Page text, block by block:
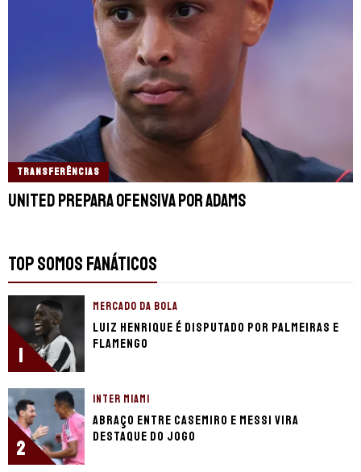
TRANSFERÊNCIAS
United prepara ofensiva por Adams
TOP SOMOS FANÁTICOS
1
MERCADO DA BOLA
Luiz Henrique é disputado por Palmeiras e
Flamengo
2
INTER MIAMI
Abraço entre Casemiro e Messi vira
destaque do jogo